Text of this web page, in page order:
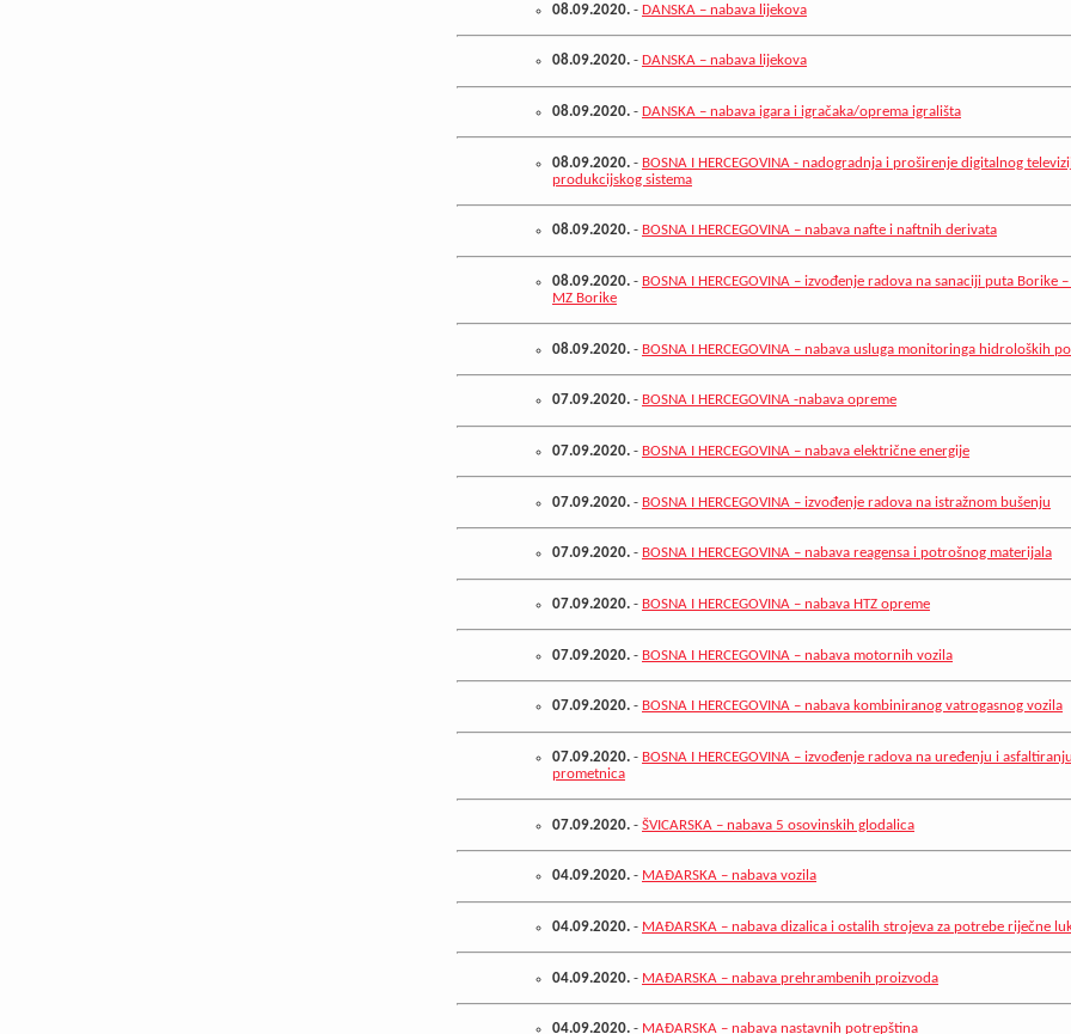
08.09.2020. - DANSKA – nabava lijekova
08.09.2020. - DANSKA – nabava lijekova
08.09.2020. - DANSKA – nabava igara i igračaka/oprema igrališta
08.09.2020. - BOSNA I HERCEGOVINA - nadogradnja i proširenje digitalnog
produkcijskog sistema
08.09.2020. - BOSNA I HERCEGOVINA – nabava nafte i naftnih derivata
08.09.2020. - BOSNA I HERCEGOVINA – izvođenje radova na sanaciji puta Borike
MZ Borike
08.09.2020. - BOSNA I HERCEGOVINA – nabava usluga monitoringa hidroloških
07.09.2020. - BOSNA I HERCEGOVINA -nabava opreme
07.09.2020. - BOSNA I HERCEGOVINA – nabava električne energije
07.09.2020. - BOSNA I HERCEGOVINA – izvođenje radova na istražnom bušenju
07.09.2020. - BOSNA I HERCEGOVINA – nabava reagensa i potrošnog materijala
07.09.2020. - BOSNA I HERCEGOVINA – nabava HTZ opreme
07.09.2020. - BOSNA I HERCEGOVINA – nabava motornih vozila
07.09.2020. - BOSNA I HERCEGOVINA – nabava kombiniranog vatrogasnog vozila
07.09.2020. - BOSNA I HERCEGOVINA – izvođenje radova na uređenju i
prometnica
07.09.2020. - ŠVICARSKA – nabava 5 osovinskih glodalica
04.09.2020. - MAĐARSKA – nabava vozila
04.09.2020. - MAĐARSKA – nabava dizalica i ostalih strojeva za potrebe riječne
04.09.2020. - MAĐARSKA – nabava prehrambenih proizvoda
04.09.2020. - MAĐARSKA – nabava nastavnih potrepština